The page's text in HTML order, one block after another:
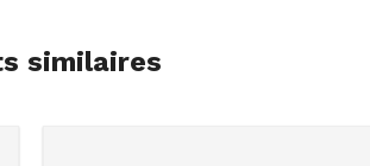
similaires